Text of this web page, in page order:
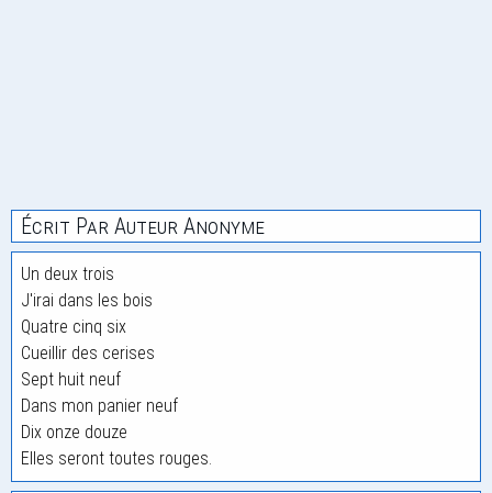
Écrit Par Auteur Anonyme
Un deux trois
J'irai dans les bois
Quatre cinq six
Cueillir des cerises
Sept huit neuf
Dans mon panier neuf
Dix onze douze
Elles seront toutes rouges.